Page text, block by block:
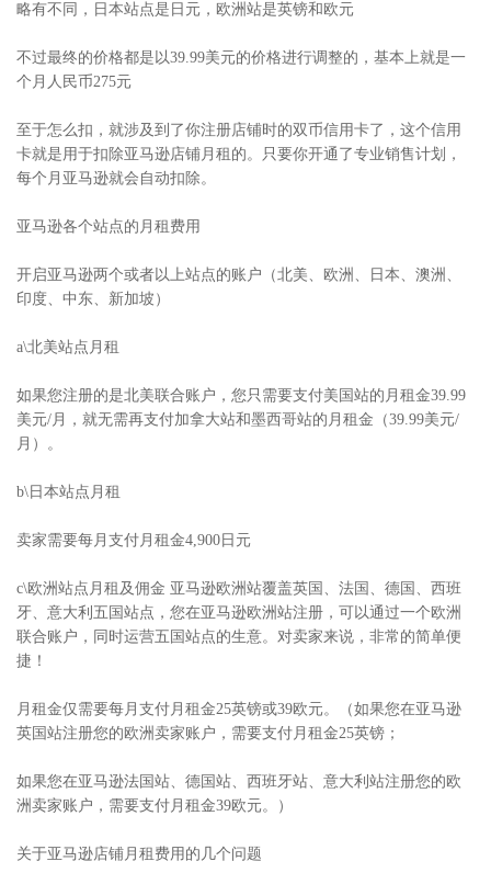
略有不同，日本站点是日元，欧洲站是英镑和欧元
不过最终的价格都是以39.99美元的价格进行调整的，基本上就是一
个月人民币275元
至于怎么扣，就涉及到了你注册店铺时的双币信用卡了，这个信用
卡就是用于扣除亚马逊店铺月租的。只要你开通了专业销售计划，
每个月亚马逊就会自动扣除。
亚马逊各个站点的月租费用
开启亚马逊两个或者以上站点的账户（北美、欧洲、日本、澳洲、
印度、中东、新加坡）
a\北美站点月租
如果您注册的是北美联合账户，您只需要支付美国站的月租金39.99
美元/月，就无需再支付加拿大站和墨西哥站的月租金（39.99美元/
月）。
b\日本站点月租
卖家需要每月支付月租金4,900日元
c\欧洲站点月租及佣金 亚马逊欧洲站覆盖英国、法国、德国、西班
牙、意大利五国站点，您在亚马逊欧洲站注册，可以通过一个欧洲
联合账户，同时运营五国站点的生意。对卖家来说，非常的简单便
捷！
月租金仅需要每月支付月租金25英镑或39欧元。（如果您在亚马逊
英国站注册您的欧洲卖家账户，需要支付月租金25英镑；
如果您在亚马逊法国站、德国站、西班牙站、意大利站注册您的欧
洲卖家账户，需要支付月租金39欧元。）
关于亚马逊店铺月租费用的几个问题